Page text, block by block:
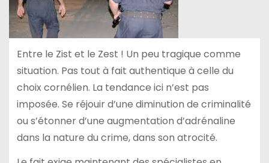
Entre le Zist et le Zest ! Un peu tragique comme
situation. Pas tout à fait authentique à celle du
choix cornélien. La tendance ici n’est pas
imposée. Se réjouir d’une diminution de criminalité
ou s’étonner d’une augmentation d’adrénaline
dans la nature du crime, dans son atrocité.